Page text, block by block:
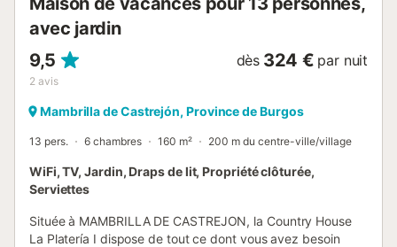
avec jardin
9,5
2 avis
dès 324 € par nuit
Mambrilla de Castrejón, Province de Burgos
13 pers. 6 chambres 160 m² 200 m du centre-ville/village
WiFi, TV, Jardin, Draps de lit, Propriété clôturée,
Serviettes
Située à MAMBRILLA DE CASTREJON, la Country House
La Platería I dispose de tout ce dont vous avez besoin